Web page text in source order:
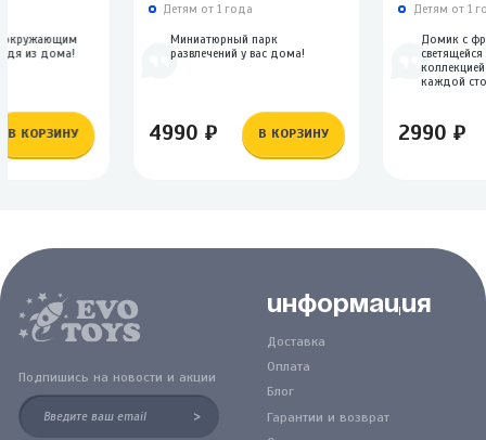
окружающим
из дома!
В КОРЗИНУ
Детям от 1 года
Миниатюрный парк
развлечений у вас дома!
4990 ₽ В КОРЗИНУ
Детям от 1
Домик с
каждой
2990 ₽
Подпишись на новости и акции
>
Информация
Доставка
Оплата
Блог
Гарантии и возврат